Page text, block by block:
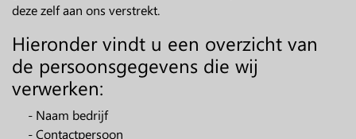
deze zelf aan ons verstrekt.
Hieronder vindt u een overzicht van
de persoonsgegevens die wij
verwerken:
- Naam bedrijf
- Contactpersoon